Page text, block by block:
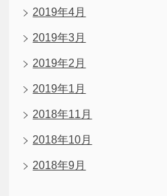
2019年4月
2019年3月
2019年2月
2019年1月
2018年11月
2018年10月
2018年9月